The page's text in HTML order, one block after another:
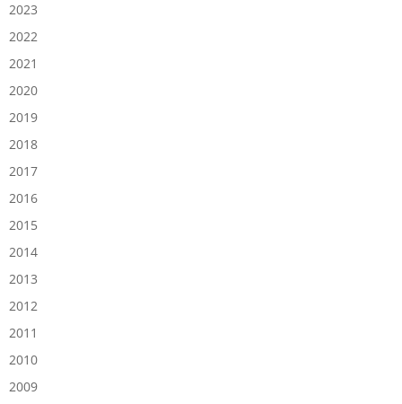
2023
2022
2021
2020
2019
2018
2017
2016
2015
2014
2013
2012
2011
2010
2009